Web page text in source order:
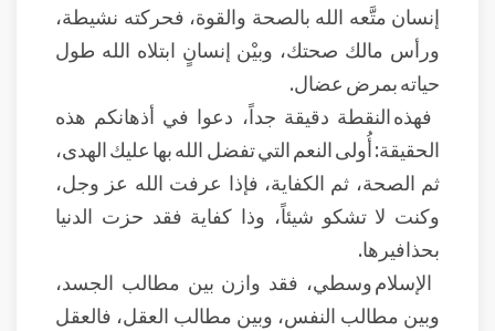
إنسان متَّعه الله بالصحة والقوة، فحركته نشيطة،
ورأس مالك صحتك، وبيْن إنسانٍ ابتلاه الله طول
حياته بمرض عضال.
فهذه النقطة دقيقة جداً، دعوا في أذهانكم هذه
الحقيقة: أُولى النعم التي تفضل الله بها عليك الهدى،
ثم الصحة، ثم الكفاية، فإذا عرفت الله عز وجل،
وكنت لا تشكو شيئاً، وذا كفاية فقد حزت الدنيا
بحذافيرها.
الإسلام وسطي، فقد وازن بين مطالب الجسد،
وبين مطالب النفس، وبين مطالب العقل، فالعقل